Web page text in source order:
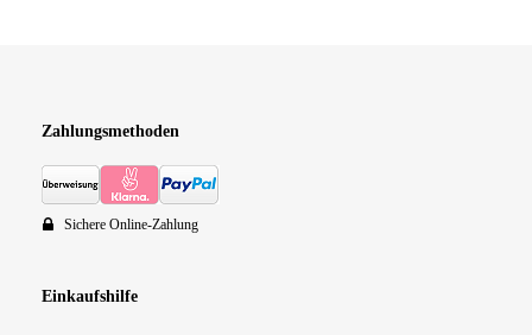
Zahlungsmethoden
Sichere Online-Zahlung
Einkaufshilfe